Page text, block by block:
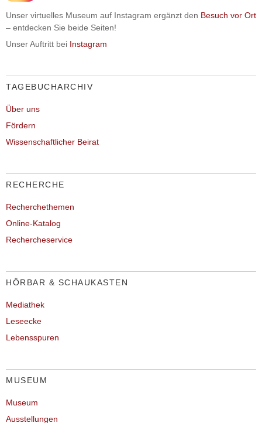
Unser virtuelles Museum auf Instagram ergänzt den Besuch vor Ort
– entdecken Sie beide Seiten!
Unser Auftritt bei Instagram
TAGEBUCHARCHIV
Über uns
Fördern
Wissenschaftlicher Beirat
RECHERCHE
Recherchethemen
Online-Katalog
Rechercheservice
HÖRBAR & SCHAUKASTEN
Mediathek
Leseecke
Lebensspuren
MUSEUM
Museum
Ausstellungen